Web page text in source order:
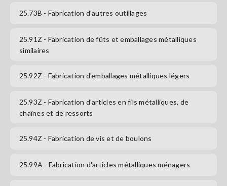
25.73B - Fabrication d'autres outillages
25.91Z - Fabrication de fûts et emballages métalliques
similaires
25.92Z - Fabrication d'emballages métalliques légers
25.93Z - Fabrication d'articles en fils métalliques, de
chaînes et de ressorts
25.94Z - Fabrication de vis et de boulons
25.99A - Fabrication d'articles métalliques ménagers